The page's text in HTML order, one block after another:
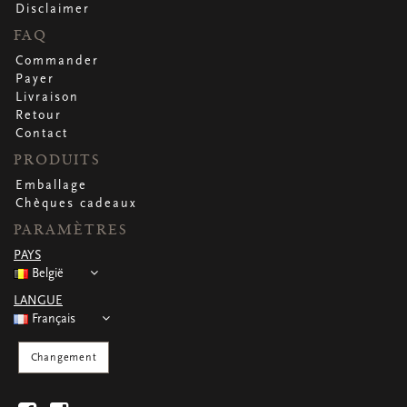
CARTES DE VOEUX
Petites cartes carrées
Petites cartes oblongues
Petites cartes rectangulaires
Cartes de voeux
Par occasion
Disclaimer
FAQ
Commander
Payer
Livraison
Retour
Contact
PRODUITS
Emballage
Chèques cadeaux
PARAMÈTRES
PAYS
België
LANGUE
Français
Changement